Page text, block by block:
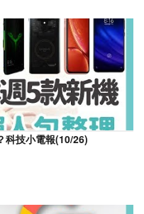
科技小電報(10/26)